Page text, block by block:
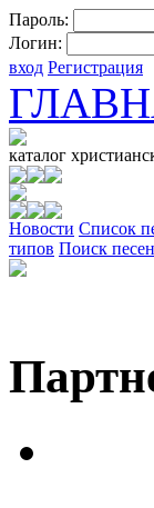
Пароль:
Логин:
вход Регистрация
каталог
Новости Cписок
типов Поиск песен